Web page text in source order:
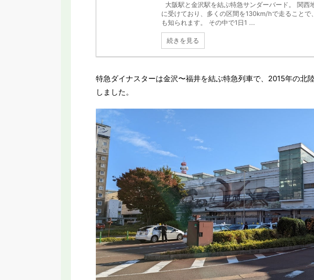
大阪駅と金沢駅を結ぶ特急サンダーバード。 関西
に受けており、多くの区間を130km/hで走ることで
も知られます。 その中で1日1 ...
続きを見る
特急ダイナスターは金沢〜福井を結ぶ特急列車で、2015年の北
しました。